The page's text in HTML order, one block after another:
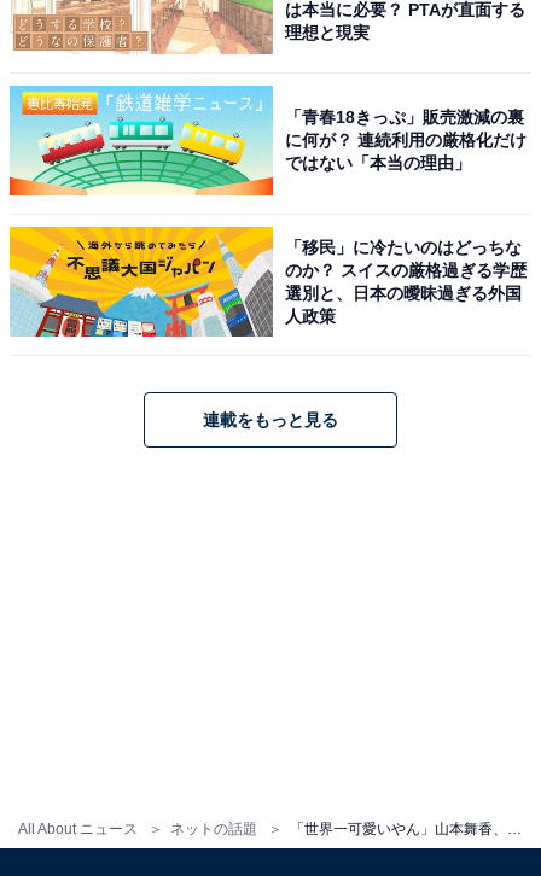
All About ニュース ネットの話題 「世界一可愛いやん」山本舞香、マイファスHiroとの交際報道後初のインスタ投稿に反響！ 「お幸せに」
は本当に必要？ PTAが直面する
理想と現実
「青春18きっぷ」販売激減の裏
に何が？ 連続利用の厳格化だけ
ではない「本当の理由」
「移民」に冷たいのはどっちな
のか？ スイスの厳格過ぎる学歴
選別と、日本の曖昧過ぎる外国
人政策
連載をもっと見る